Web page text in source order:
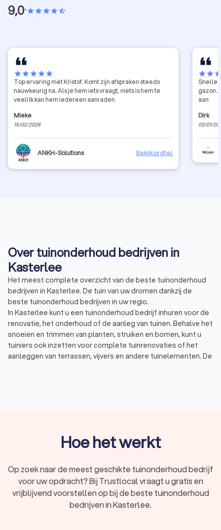
9,0•starstarstarstarstar_half
starstarstarstarstar
Top ervaring met Kristof. Komt zijn afspraken steeds
nauwkeurig na. Als je hem iets vraagt, niets is hem te
veel! Ik kan hem iedereen aanraden
Mieke
15/02/2026
ANKH-Solutions Bekijk profiel
starstar
Snelle
gazon.
aan
Dirk
03/01/
Over tuinonderhoud bedrijven in
Kasterlee
Het meest complete overzicht van de beste tuinonderhoud
bedrijven in Kasterlee. De tuin van uw dromen dankzij de
beste tuinonderhoud bedrijven in uw regio.
In Kasterlee kunt u een tuinonderhoud bedrijf inhuren voor de
renovatie, het onderhoud of de aanleg van tuinen. Behalve het
snoeien en trimmen van planten, struiken en bomen, kunt u
tuiniers ook inzetten voor complete tuinrenovaties of het
aanleggen van terrassen, vijvers en andere tuinelementen. De
Tuinrenovatie: Bij een tuinrenovatie haalt de
zijn door nieuwe beplanting of bestrating aan te leggen,
maar ook ingrijpend waarbij de gehele tuin vernieuwd
wordt.
Tuinaanleg: Bij tuinaanleg legt een tuinaannemer een
Hoe het werkt
Op zoek naar de meest geschikte tuinonderhoud bedrijf
voor uw opdracht? Bij Trustlocal vraagt u gratis en
vrijblijvend voorstellen op bij de beste tuinonderhoud
bedrijven in Kasterlee.